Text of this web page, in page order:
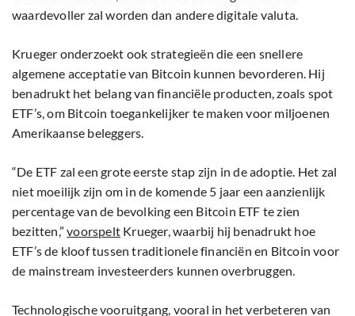
waardevoller zal worden dan andere digitale valuta.
Krueger onderzoekt ook strategieën die een snellere
algemene acceptatie van Bitcoin kunnen bevorderen. Hij
benadrukt het belang van financiële producten, zoals spot
ETF’s, om Bitcoin toegankelijker te maken voor miljoenen
Amerikaanse beleggers.
“De ETF zal een grote eerste stap zijn in de adoptie. Het zal
niet moeilijk zijn om in de komende 5 jaar een aanzienlijk
percentage van de bevolking een Bitcoin ETF te zien
bezitten,”voorspelt Krueger, waarbij hij benadrukt hoe
ETF’s de kloof tussen traditionele financiën en Bitcoin voor
de mainstream investeerders kunnen overbruggen.
Technologische vooruitgang, vooral in het verbeteren van